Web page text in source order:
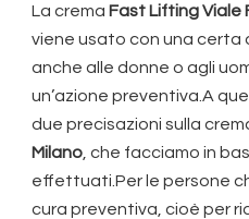
La crema Fast Lifting Viale
viene usato con una certa
anche alle donne o agli
un’azione preventiva.A
due precisazioni sulla
Milano, che facciamo in
effettuati.Per le persone
cura preventiva, cioè per